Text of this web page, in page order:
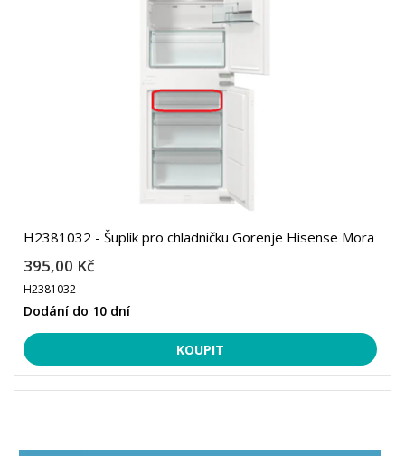
H2381032 - Šuplík pro chladničku Gorenje Hisense Mora
395,00 Kč
H2381032
Dodání do 10 dní